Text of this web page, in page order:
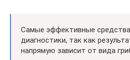
Самые эффективные
диагностики, так как
напрямую зависит от вида